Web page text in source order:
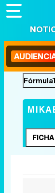
FICHA